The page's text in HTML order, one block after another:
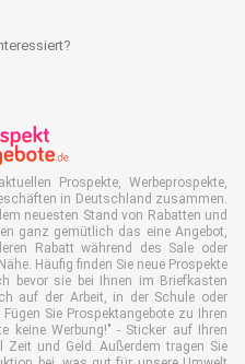
Prospekte, Werbeprospekte,
in Deutschland zusammen.
neuesten Stand von Rabatten und
ganz gemütlich das eine Angebot,
Rabatt während des Sale oder
Häufig finden Sie neue Prospekte
bevor sie bei Ihnen im Briefkasten
auf der Arbeit, in der Schule oder
Sie Prospektangebote zu Ihren
keine Werbung!" - Sticker auf Ihren
und Geld. Außerdem tragen Sie